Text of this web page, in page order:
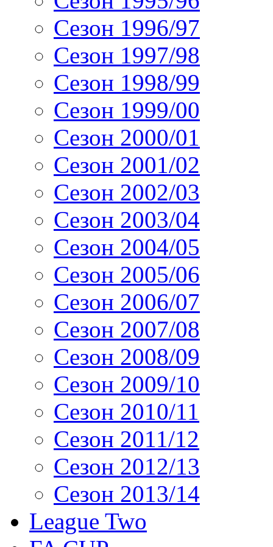
Сезон 1996/97
Сезон 1997/98
Сезон 1998/99
Сезон 1999/00
Сезон 2000/01
Сезон 2001/02
Сезон 2002/03
Сезон 2003/04
Сезон 2004/05
Сезон 2005/06
Сезон 2006/07
Сезон 2007/08
Сезон 2008/09
Сезон 2009/10
Сезон 2010/11
Сезон 2011/12
Сезон 2012/13
Сезон 2013/14
League Two